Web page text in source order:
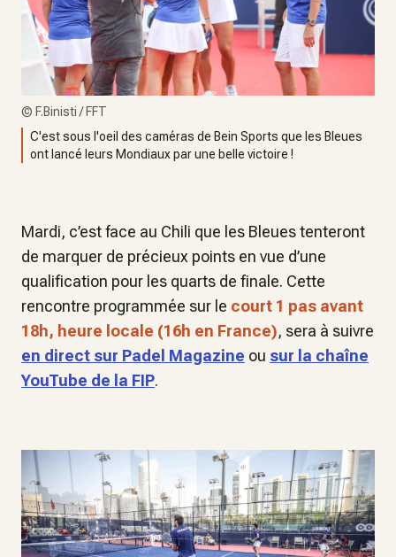
© F.Binisti / FFT
C'est sous l'oeil des caméras de Bein Sports que les Bleues
ont lancé leurs Mondiaux par une belle victoire !
Mardi, c’est face au Chili que les Bleues tenteront
de marquer de précieux points en vue d’une
qualification pour les quarts de finale. Cette
rencontre programmée sur le court 1 pas avant
18h, heure locale (16h en France), sera à suivre
en direct sur Padel Magazine ou sur la chaîne
YouTube de la FIP.